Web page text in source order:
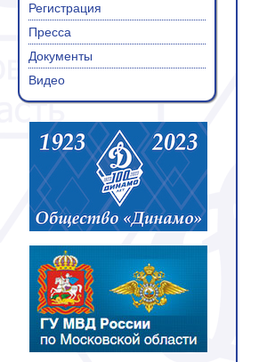
Регистрация
Пресса
Документы
Видео